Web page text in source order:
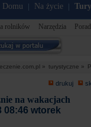
Domu Na życie
rolników Narzędzia
» turystyczne »
drukuj
na wakacjach
08:46 wtorek